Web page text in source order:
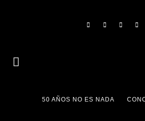
50 AÑOS NO ES NADA